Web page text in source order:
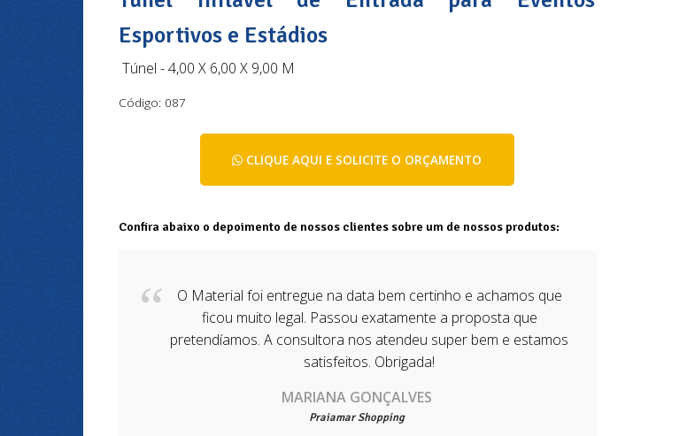
Esportivos e Estádios
Túnel - 4,00 X 6,00 X 9,00 M
Código: 087
CLIQUE AQUI E SOLICITE O ORÇAMENTO
Confira abaixo o depoimento de nossos clientes sobre um de nossos produtos:
O Material foi entregue na data bem certinho e achamos que
ficou muito legal. Passou exatamente a proposta que
pretendíamos. A consultora nos atendeu super bem e estamos
satisfeitos. Obrigada!
MARIANA GONÇALVES
Praiamar Shopping